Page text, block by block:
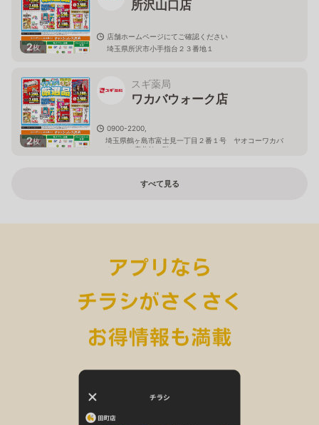
2枚
所沢山口店
店舗ホームページにてご確認ください
埼玉県所沢市小手指台２３番地１
2枚
スギ薬局
ワカバウォーク店
0900-2200,
埼玉県鶴ヶ島市富士見一丁目２番１号 ヤオコーワカバ
ウォーク店北館１階
すべて見る